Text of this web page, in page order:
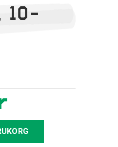
10-